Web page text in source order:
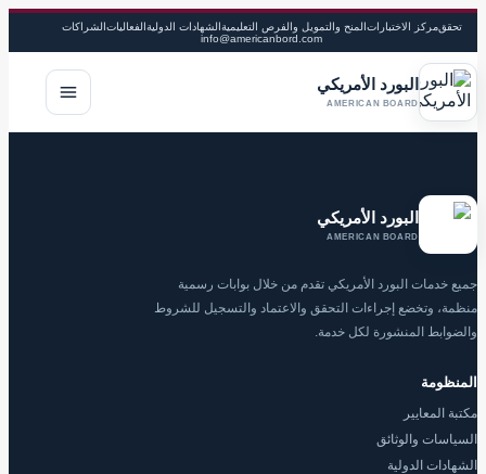
تحققمركز الاختباراتالمنح والتمويل والفرص التعليميةالشهادات الدوليةالفعالياتالشراكات
info@americanbord.com
البورد الأمريكي
AMERICAN BOARD
البورد الأمريكي
AMERICAN BOARD
جميع خدمات البورد الأمريكي تقدم من خلال بوابات رسمية
منظمة، وتخضع إجراءات التحقق والاعتماد والتسجيل للشروط
والضوابط المنشورة لكل خدمة.
المنظومة
مكتبة المعايير
السياسات والوثائق
الشهادات الدولية